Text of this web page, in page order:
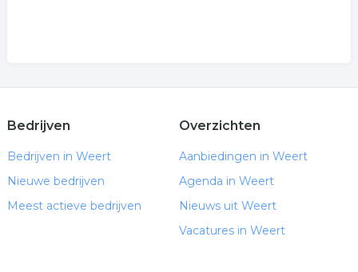
Bedrijven
Bedrijven in Weert
Nieuwe bedrijven
Meest actieve bedrijven
Overzichten
Aanbiedingen in Weert
Agenda in Weert
Nieuws uit Weert
Vacatures in Weert